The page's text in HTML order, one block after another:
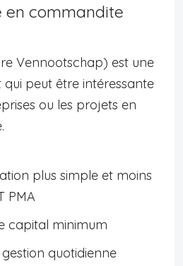
en commandite
Vennootschap) est une
peut être intéressante
ou les projets en
plus simple et moins
PMA
capital minimum
quotidienne